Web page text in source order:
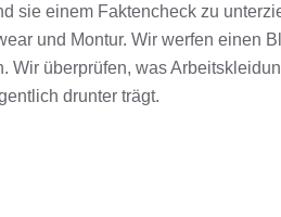
sie einem Faktencheck zu
und Montur. Wir werfen einen
Wir überprüfen, was
drunter trägt.